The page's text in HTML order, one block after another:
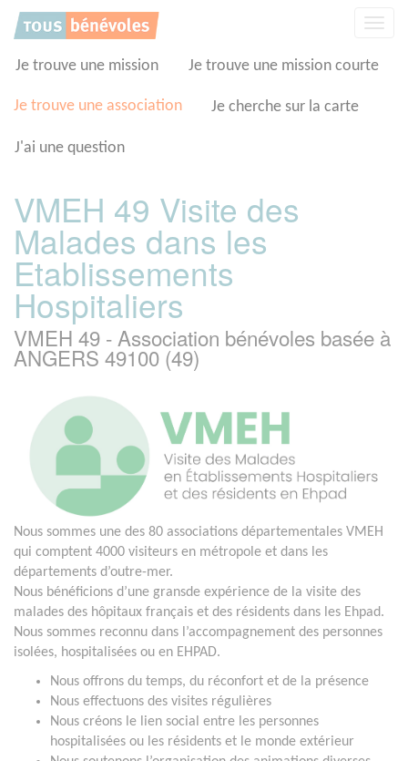
Je trouve une mission Je trouve une mission courte
Je trouve une association Je cherche sur la carte
J'ai une question
VMEH 49 Visite des
Malades dans les
Etablissements
Hospitaliers
VMEH 49 - Association bénévoles basée à
ANGERS 49100 (49)
Nous sommes une des 80 associations départementales VMEH
qui comptent 4000 visiteurs en métropole et dans les
départements d’outre-mer.
Nous bénéficions d’une gransde expérience de la visite des
malades des hôpitaux français et des résidents dans les Ehpad.
Nous sommes reconnu dans l’accompagnement des personnes
isolées, hospitalisées ou en EHPAD.
Nous offrons du temps, du réconfort et de la présence
Nous effectuons des visites régulières
Nous créons le lien social entre les personnes
hospitalisées ou les résidents et le monde extérieur
Panneau de gestion des cookies